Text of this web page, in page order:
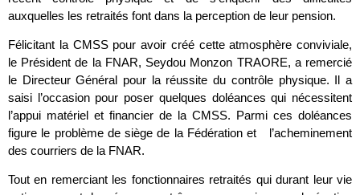
auxquelles les retraités font dans la perception de leur pension.
Félicitant la CMSS pour avoir créé cette atmosphère conviviale,
le Président de la FNAR, Seydou Monzon TRAORE, a remercié
le Directeur Général pour la réussite du contrôle physique. Il a
saisi l’occasion pour poser quelques doléances qui nécessitent
l’appui matériel et financier de la CMSS. Parmi ces doléances
figure le problème de siège de la Fédération et l’acheminement
des courriers de la FNAR.
Tout en remerciant les fonctionnaires retraités qui durant leur vie